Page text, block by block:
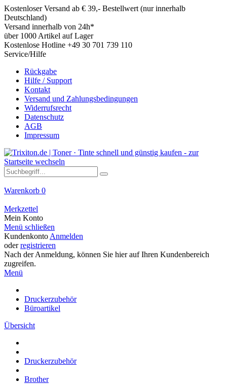
Kostenloser Versand ab € 39,- Bestellwert (nur innerhalb
Deutschland)
Versand innerhalb von 24h*
über 1000 Artikel auf Lager
Kostenlose Hotline +49 30 701 739 110
Service/Hilfe
Rückgabe
Hilfe / Support
Kontakt
Versand und Zahlungsbedingungen
Widerrufsrecht
Datenschutz
AGB
Impressum
Warenkorb 0
Merkzettel
Mein Konto
Menü schließen
Kundenkonto Anmelden
oderregistrieren
Nach der Anmeldung, können Sie hier auf Ihren Kundenbereich
zugreifen.
Menü
Druckerzubehör
Büroartikel
Übersicht
Druckerzubehör
Brother